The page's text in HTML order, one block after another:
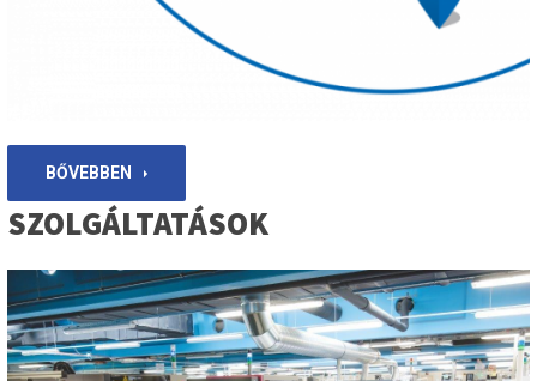
BŐVEBBEN
SZOLGÁLTATÁSOK